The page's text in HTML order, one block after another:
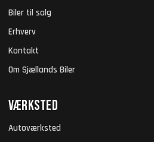
Biler til salg
Erhverv
Kontakt
Om Sjællands Biler
Værksted
Autoværksted